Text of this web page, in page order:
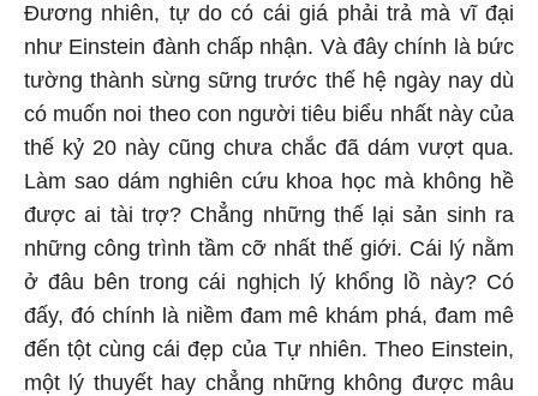
Đương nhiên, tự do có cái giá phải trả mà vĩ đại
như Einstein đành chấp nhận. Và đây chính là bức
tường thành sừng sững trước thế hệ ngày nay dù
có muốn noi theo con người tiêu biểu nhất này của
thế kỷ 20 này cũng chưa chắc đã dám vượt qua.
Làm sao dám nghiên cứu khoa học mà không hề
được ai tài trợ? Chẳng những thế lại sản sinh ra
những công trình tầm cỡ nhất thế giới. Cái lý nằm
ở đâu bên trong cái nghịch lý khổng lồ này? Có
đấy, đó chính là niềm đam mê khám phá, đam mê
đến tột cùng cái đẹp của Tự nhiên. Theo Einstein,
một lý thuyết hay chẳng những không được mâu